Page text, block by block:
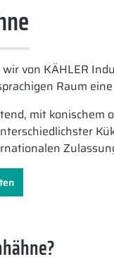
von KÄHLER
Raum
mit konischem